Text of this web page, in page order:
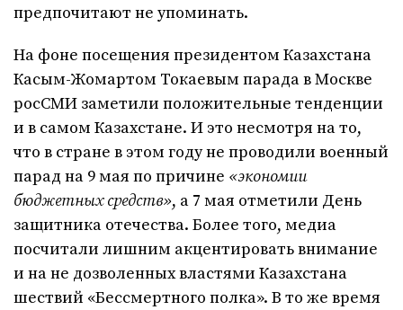
предпочитают не упоминать.
На фоне посещения президентом Казахстана
Касым-Жомартом Токаевым парада в Москве
росСМИ заметили положительные тенденции
и в самом Казахстане. И это несмотря на то,
что в стране в этом году не проводили военный
парад на 9 мая по причине «экономии
бюджетных средств», а 7 мая отметили День
защитника отечества. Более того, медиа
посчитали лишним акцентировать внимание
и на не дозволенных властями Казахстана
шествий «Бессмертного полка». В то же время